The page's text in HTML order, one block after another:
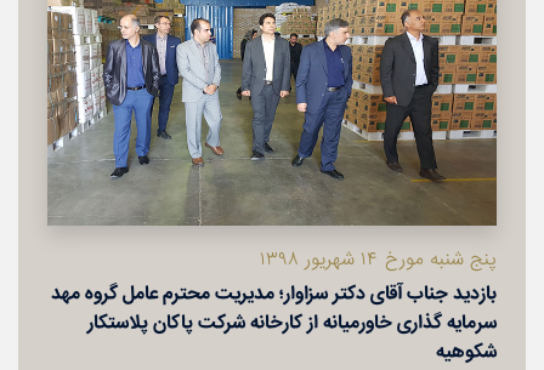
پنج شنبه مورخ ۱۴ شهریور ۱۳۹۸
بازدید جناب آقای دكتر سزاوار؛ مدیریت محترم عامل گروه مهد
سرمایه گذاری خاورمیانه از كارخانه شركت پاكان پلاستكار
شكوهیه